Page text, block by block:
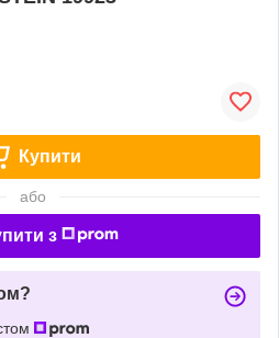
Купити
або
з